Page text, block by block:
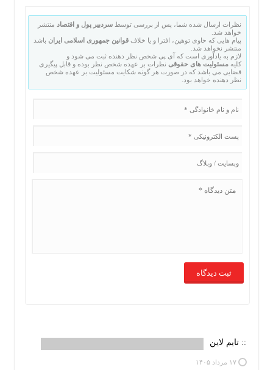
نظرات ارسال شده شما، پس از بررسی توسط سردبیر پول و اقتصاد منتشر
خواهد شد.
پیام هایی که حاوی توهین، افترا و یا خلاف قوانین جمهوری اسلامی ایران باشد
منتشر نخواهد شد.
لازم به یادآوری است که آی پی شخص نظر دهنده ثبت می شود و
کلیه مسئولیت های حقوقینظرات بر عهده شخص نظر بوده و قابل پیگیری
قضایی می باشد که در صورت هر گونه شکایت مسئولیت بر عهده شخص
نظر دهنده خواهد بود.
:: تایم لاین
۱۷ مرداد ۱۴۰۵